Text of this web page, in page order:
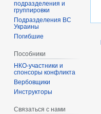
подразделения и
группировки
Подразделения ВС
Украины
Погибшие
Пособники
спонсоры конфликта
‏‎Вербовщики
Инструкторы
Связаться с нами